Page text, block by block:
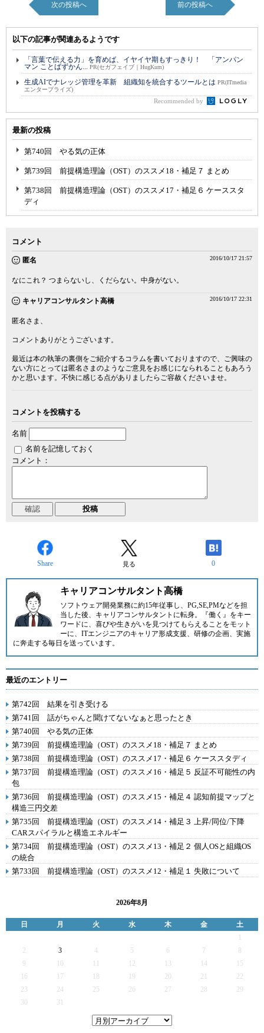
次の投稿へ 前の投稿へ
以下の記事が関連あるようです
「言葉で伝える力」を育めば、イヤイヤ期もすっきり！ 「アンパン
マン ことばずかん... PR(セガフェイブ｜HugKum)
生成AIでナレッジ管理を革新 組織知を統合するツールとは PR(ITmedia
エンタープライズ)
Recommended by
最新の投稿
第740回 やる気の正体
第739回 前提構造理論（OST）のススメ18・補足７ まとめ
第738回 前提構造理論（OST）のススメ17・補足６ ケーススタ
ディ
コメント
匿名 2016/10/17 21:57
なにこれ？ つまらないし、くだらない。中身がない。
キャリアコンサルタント高橋 2016/10/17 22:31
匿名さま、
コメントありがとうございます。
最近は本の執筆の裏側をご紹介するコラムを書いておりますので、ご興味の
ない方にとっては匿名さまのようなご意見をお感じになられることもあろう
かと思います。不快に感じる点がありましたらご容赦くださいませ。
コメントを投稿する
名前
名前を記憶しておく
コメント：
Share 見る 0
キャリアコンサルタント高橋
ソフトウェア開発業務に約15年従事し、PG,SE,PMなどを担
当した後、キャリアコンサルタントに転身。『働く』をキー
ワードに、喜びや生きがいを見つけてもらえることをモット
ーに、ITエンジニアのキャリア形成支援、研修の企画、実施
に奔走する毎日を送っています。
最近のエントリー
第742回 結果を引き受ける
第741回 話がちゃんと聞けてないなぁと思ったとき
第740回 やる気の正体
第739回 前提構造理論（OST）のススメ18・補足７ まとめ
第738回 前提構造理論（OST）のススメ17・補足６ ケーススタディ
第737回 前提構造理論（OST）のススメ16・補足５ 反証不可能性の内
包
第736回 前提構造理論（OST）のススメ15・補足４ 認知前提マップと
構造三円交差
第735回 前提構造理論（OST）のススメ14・補足３ 上昇/同位/下降
CARスパイラルと構造エネルギー
第734回 前提構造理論（OST）のススメ13・補足２ 個人OSと組織OS
の統合
第733回 前提構造理論（OST）のススメ12・補足１ 失敗について
2026年8月
日 月 火 水 木 金
土
2
3 4 5 6 7
9
12 13 14
15
16
17 19 20 21
22
23
24 25 26 27 28
29
30
31